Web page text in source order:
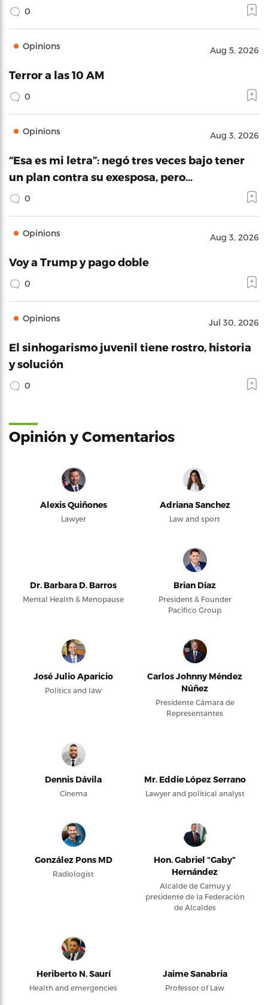
0
Opinions Aug 5, 2026
Terror a las 10 AM
0
Opinions Aug 3, 2026
“Esa es mi letra”: negó tres veces bajo tener
un plan contra su exesposa, pero…
0
Opinions Aug 3, 2026
Voy a Trump y pago doble
0
Opinions Jul 30, 2026
El sinhogarismo juvenil tiene rostro, historia
y solución
0
Opinión y Comentarios
Alexis Quiñones
Lawyer
Adriana Sanchez
Law and sport
Dr. Barbara D. Barros
Mental Health & Menopause
Brian Díaz
President & Founder
Pacifico Group
José Julio Aparicio
Politics and law
Carlos Johnny Méndez
Núñez
Presidente Cámara de
Representantes
Dennis Dávila
Cinema
Mr. Eddie López Serrano
Lawyer and political analyst
González Pons MD
Radiologist
Hon. Gabriel “Gaby”
Hernández
Alcalde de Camuy y
presidente de la Federación
de Alcaldes
Heriberto N. Saurí
Health and emergencies
Jaime Sanabria
Professor of Law